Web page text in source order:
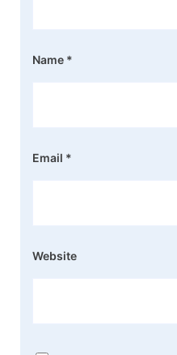
Name *
Email *
Website